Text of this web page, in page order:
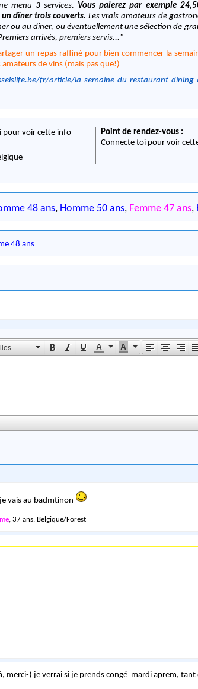
menu 3 services. Vous paierez par exemple
dîner trois couverts. Les vrais amateurs de
ou au dîner, ou éventuellement une sélection de
arrivés, premiers servis..."
un repas raffiné pour bien commencer la
de vins (mais pas que!)
fr/article/la-semaine-du-restaurant-dining-
pour voir cette info
Point de rendez-vous :
Connecte toi pour voir
48 ans, Homme 50 ans, Femme 47 ans,
48 ans
vais au badmtinon
, 37 ans, Belgique/Forest
merci-) je verrai si je prends congé mardi aprem, tant